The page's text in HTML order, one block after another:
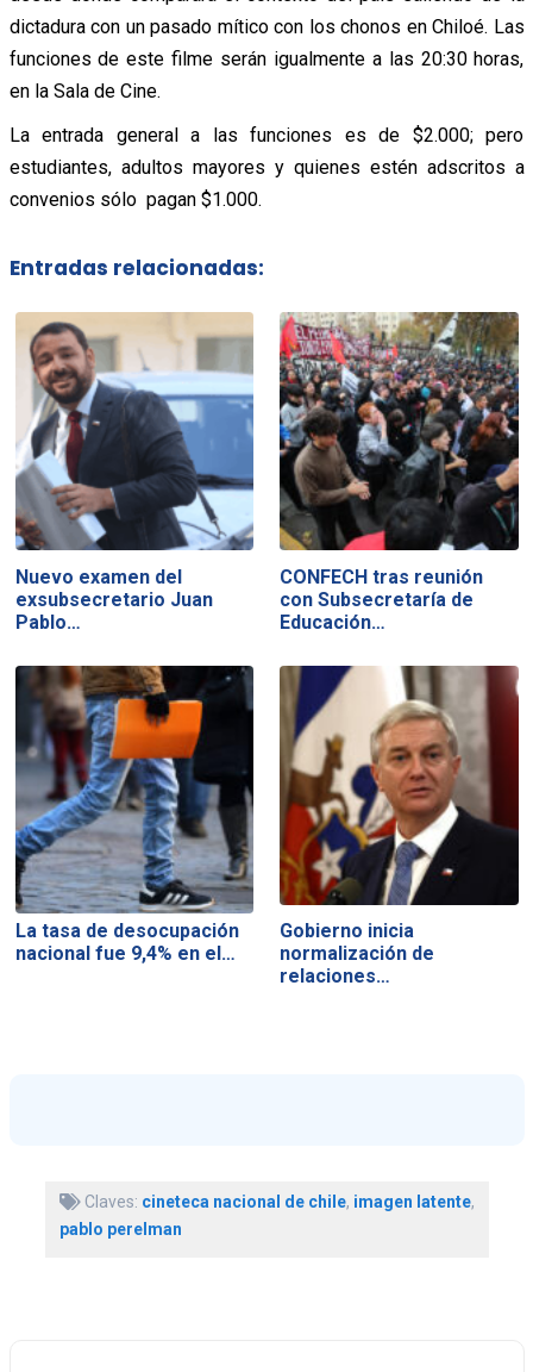
dictadura con un pasado mítico con los chonos en Chiloé. Las
funciones de este filme serán igualmente a las 20:30 horas,
en la Sala de Cine.
La entrada general a las funciones es de $2.000; pero
estudiantes, adultos mayores y quienes estén adscritos a
convenios sólo pagan $1.000.
Entradas relacionadas:
Nuevo examen del
exsubsecretario Juan
Pablo…
CONFECH tras reunión
con Subsecretaría de
Educación…
La tasa de desocupación
nacional fue 9,4% en el…
Gobierno inicia
normalización de
relaciones…
Claves: cineteca nacional de chile, imagen latente,
pablo perelman